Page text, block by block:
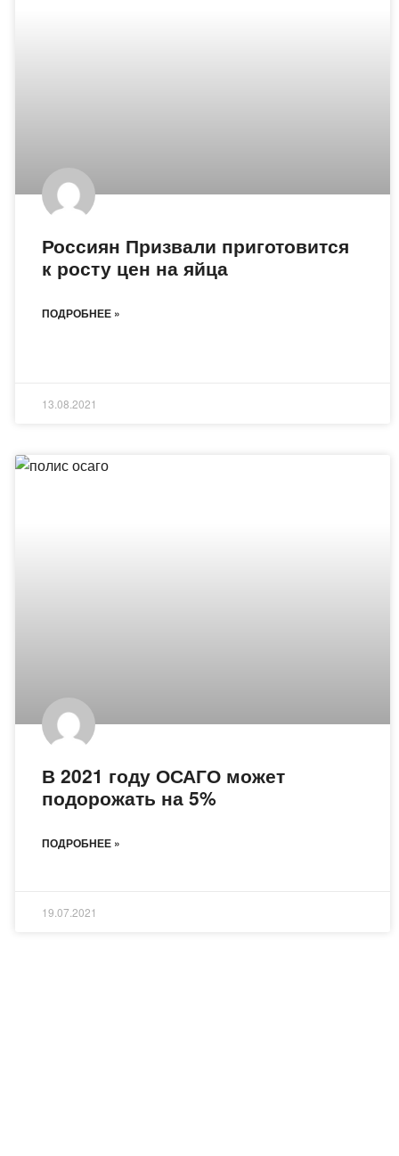
Россиян Призвали приготовится
к росту цен на яйца
ПОДРОБНЕЕ »
13.08.2021
В 2021 году ОСАГО может
подорожать на 5%
ПОДРОБНЕЕ »
19.07.2021